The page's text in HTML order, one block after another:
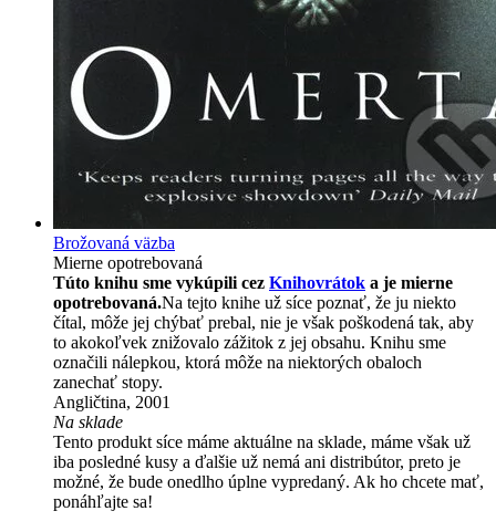
Brožovaná väzba
Mierne opotrebovaná
Túto knihu sme vykúpili cez Knihovrátok a je mierne
opotrebovaná.Na tejto knihe už síce poznať, že ju niekto
čítal, môže jej chýbať prebal, nie je však poškodená tak, aby
to akokoľvek znižovalo zážitok z jej obsahu. Knihu sme
označili nálepkou, ktorá môže na niektorých obaloch
zanechať stopy.
Angličtina, 2001
Na sklade
Tento produkt síce máme aktuálne na sklade, máme však už
iba posledné kusy a ďalšie už nemá ani distribútor, preto je
možné, že bude onedlho úplne vypredaný. Ak ho chcete mať,
ponáhľajte sa!